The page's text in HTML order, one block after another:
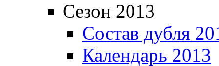
Сезон 2013
Состав дубля
Календарь 2013